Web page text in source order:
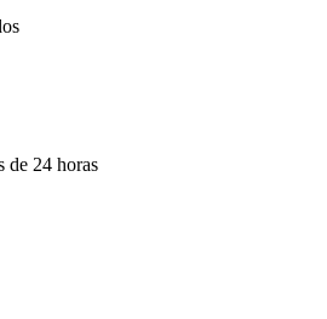
de 24 horas